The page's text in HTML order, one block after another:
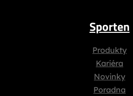
Sporten
Produkty
Kariéra
Novinky
Poradna